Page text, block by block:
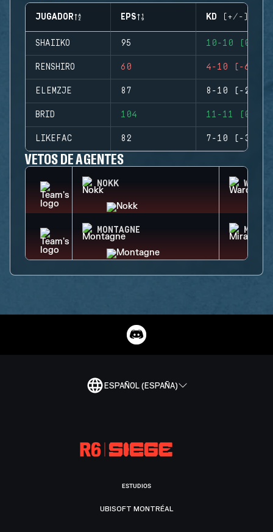
JUGADOR EPS KD (+/-)
SHAIIKO 95 10-10 (0)
RENSHIRO 60 4-10 (-6)
ELEMZJE 87 8-10 (-2)
BRID 104 11-11 (0)
LIKEFAC 82 7-10 (-3)
VETOS DE AGENTES
NOKK
MONTAGNE MIRA
ESPAÑOL (ESPAÑA)
ESTUDIOS
UBISOFT MONTRÉAL